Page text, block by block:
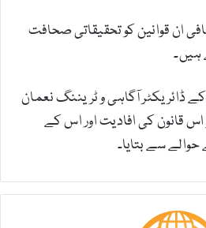
ان قوانین کو تحقیقاتی صحافت
ہیں۔
ڈائر یکٹر آگاہی و ٹریننگ نعمان
اس قانون کی افادیت اور اس کے
سے بتایا۔